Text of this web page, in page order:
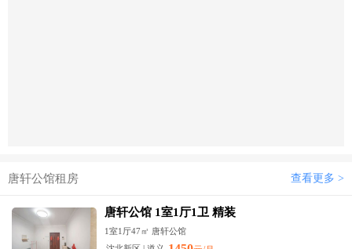
唐轩公馆租房 查看更多 >
唐轩公馆 1室1厅1卫 精装
1室1厅47㎡ 唐轩公馆